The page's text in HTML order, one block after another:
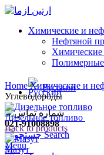
Химические и
Нефтяной
Русский
021-91008898
Search
Menu
HomeХимические и
Углеводороды
Дизельное топливо
Back to products
Мазут